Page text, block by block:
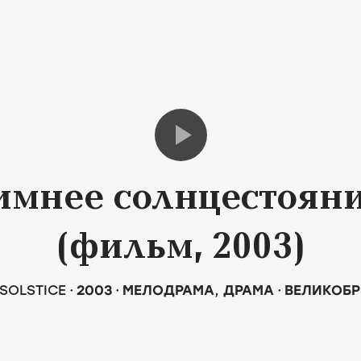
(фильм, 2003)
2003 МЕЛОДРАМА, ДРАМА